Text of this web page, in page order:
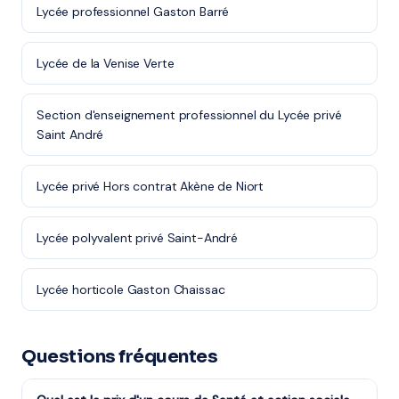
Lycée professionnel Gaston Barré
Lycée de la Venise Verte
Section d'enseignement professionnel du Lycée privé
Saint André
Lycée privé Hors contrat Akène de Niort
Lycée polyvalent privé Saint-André
Lycée horticole Gaston Chaissac
Questions fréquentes